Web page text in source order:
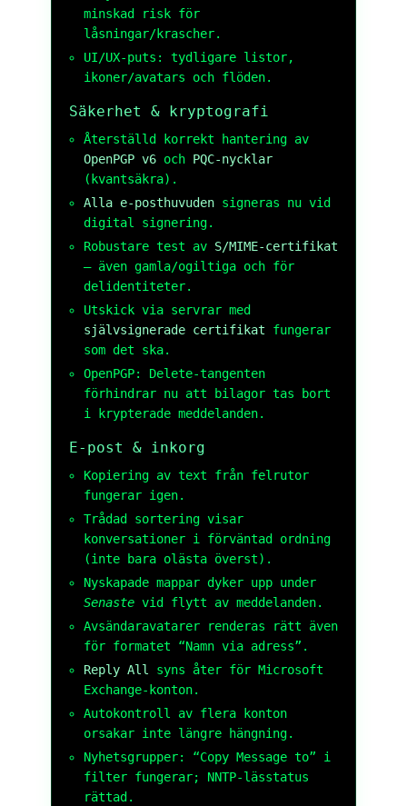
minskad risk för
låsningar/krascher.
UI/UX-puts: tydligare listor,
ikoner/avatars och flöden.
Säkerhet & kryptografi
Återställd korrekt hantering av
OpenPGP v6 och PQC-nycklar
(kvantsäkra).
Alla e-posthuvuden signeras nu vid
digital signering.
Robustare test av S/MIME-certifikat
– även gamla/ogiltiga och för
delidentiteter.
Utskick via servrar med
självsignerade certifikat fungerar
som det ska.
OpenPGP: Delete-tangenten
förhindrar nu att bilagor tas bort
i krypterade meddelanden.
E-post & inkorg
Kopiering av text från felrutor
fungerar igen.
Trådad sortering visar
konversationer i förväntad ordning
(inte bara olästa överst).
Nyskapade mappar dyker upp under
Senaste vid flytt av meddelanden.
Avsändaravatarer renderas rätt även
för formatet “Namn via adress”.
Reply All syns åter för Microsoft
Exchange-konton.
Autokontroll av flera konton
orsakar inte längre hängning.
Nyhetsgrupper: “Copy Message to” i
filter fungerar; NNTP-lässtatus
rättad.